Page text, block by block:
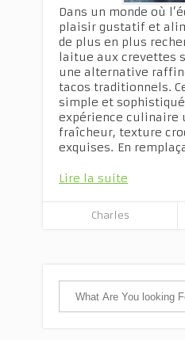
Dans un monde où
plaisir gustatif et
de plus en plus
laitue aux crevettes
une alternative
tacos traditionnels.
simple et
expérience culinaire
fraîcheur, texture
exquises. En
Lire la suite
Charles